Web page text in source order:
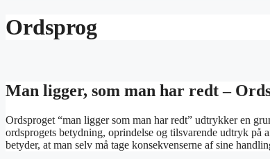
Ordsprog
Man ligger, som man har redt –
Ordsproget “man ligger som man har redt” udtrykker en
ordsprogets betydning, oprindelse og tilsvarende udtryk på
betyder, at man selv må tage konsekvenserne af sine